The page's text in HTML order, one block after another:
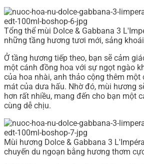
Tổng thể mùi Dolce & Gabbana 3
những tầng hương tươi mới, sảng
Ở tầng hương tiếp theo, bạn sẽ cảm
một cánh đồng hoa với sự ngọt ngào
của hoa nhài, anh thảo cộng thêm một
mát của dưa hấu. Nhờ đó, mùi hương
hơn rất nhiều, mang đến cho bạn một
cùng dễ chịu.
Mùi hương Dolce & Gabbana 3
chuyến du ngoạn bằng hương thơm